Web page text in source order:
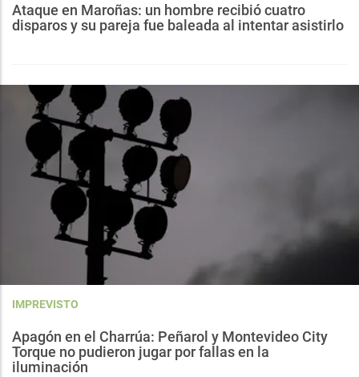
Ataque en Maroñas: un hombre recibió cuatro
disparos y su pareja fue baleada al intentar asistirlo
IMPREVISTO
Apagón en el Charrúa: Peñarol y Montevideo City
Torque no pudieron jugar por fallas en la
iluminación